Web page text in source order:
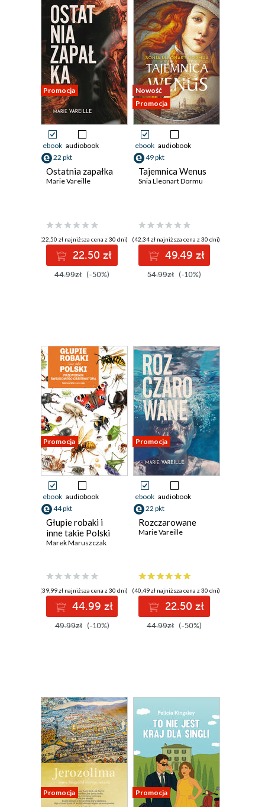
Promocja
ebook audiobook
22 pkt
Ostatnia zapałka
Marie Vareille
(22,50 zł najniższa cena z 30 dni)
22.50 zł
44.99zł (-50%)
Nowość
Promocja
ebook audiobook
49 pkt
Tajemnica Wenus
Snia Lleonart Dormu
(42,34 zł najniższa cena z 30 dni)
49.49 zł
54.99zł (-10%)
Promocja
ebook audiobook
44 pkt
Głupie robaki i
inne takie Polski
Marek Maruszczak
(39,99 zł najniższa cena z 30 dni)
44.99 zł
49.99zł (-10%)
Promocja
ebook audiobook
22 pkt
Rozczarowane
Marie Vareille
(40,49 zł najniższa cena z 30 dni)
22.50 zł
44.99zł (-50%)
Promocja Promocja